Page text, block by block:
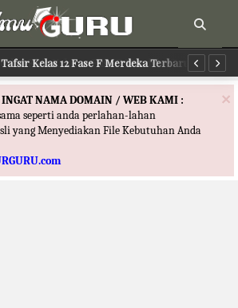
Kelas 12 Fase F Merdeka Terbaru
×
NAMA DOMAIN / WEB KAMI :
seperti anda perlahan-lahan
yang Menyediakan File Kebutuhan Anda